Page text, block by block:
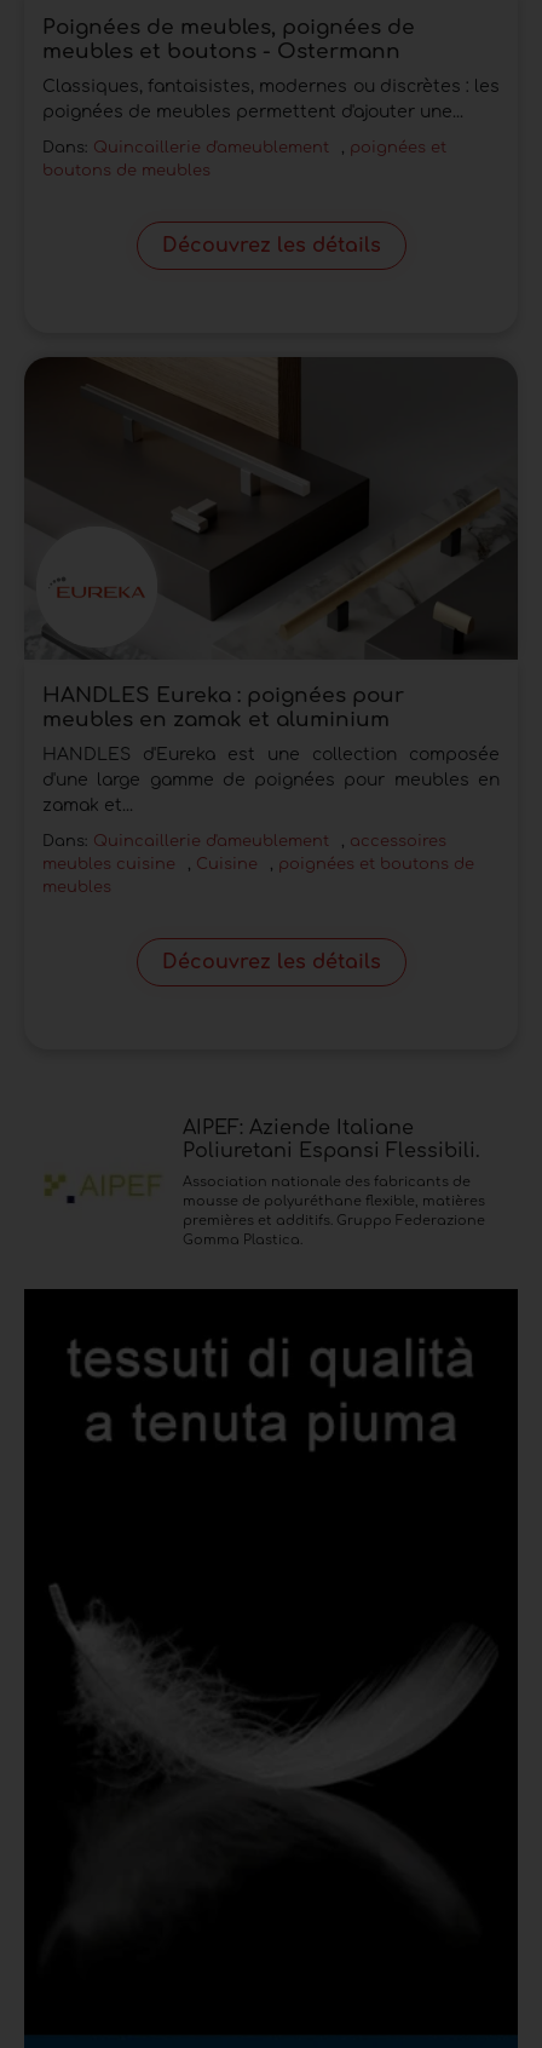
Poignées de meubles, poignées de
meubles et boutons - Ostermann
Classiques, fantaisistes, modernes ou discrètes : les
poignées de meubles permettent d'ajouter une...
Dans: Quincaillerie d'ameublement , poignées et
boutons de meubles
Découvrez les détails
HANDLES Eureka : poignées pour
meubles en zamak et aluminium
HANDLES d'Eureka est une collection composée
d'une large gamme de poignées pour meubles en
zamak et...
Dans: Quincaillerie d'ameublement , accessoires
meubles cuisine
, Cuisine , poignées et boutons de
meubles
Découvrez les détails
AIPEF: Aziende Italiane
Poliuretani Espansi Flessibili.
Association nationale des fabricants de
mousse de polyuréthane flexible, matières
premières et additifs. Gruppo Federazione
Gomma Plastica.